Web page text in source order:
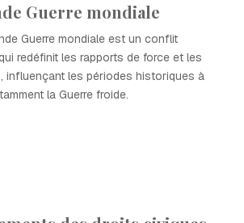
Guerre mondiale
Guerre mondiale est un conflit
redéfinit les rapports de force et les
influençant les périodes historiques à
la Guerre froide.